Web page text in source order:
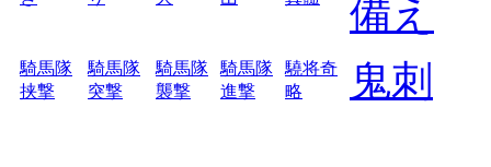
備え
騎馬隊
挟撃
騎馬隊
突撃
騎馬隊
襲撃
騎馬隊
進撃
驍将奇
略
鬼刺